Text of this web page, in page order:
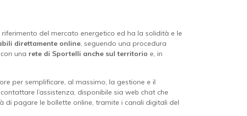
del mercato energetico ed ha la solidità e le
direttamente online, seguendo una procedura
una rete di Sportelli anche sul territorio e, in
per semplificare, al massimo, la gestione e il
l’assistenza, disponibile sia web chat che
di pagare le bollette online, tramite i canali digitali del